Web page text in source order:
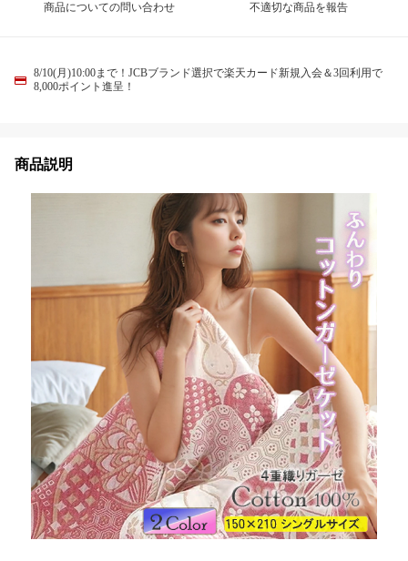
商品についての問い合わせ 不適切な商品を報告
8/10(月)10:00まで！JCBブランド選択で楽天カード新規入会＆3回利用で
8,000ポイント進呈！
商品説明